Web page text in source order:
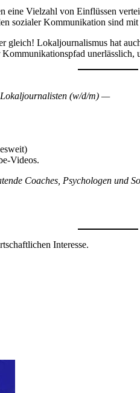
eine Vielzahl von Einflüssen
Kommunikation sind mit
gleich! Lokaljournalismus hat
(w/d/m) —
Videos.
Coaches, Psychologen und
Interesse.